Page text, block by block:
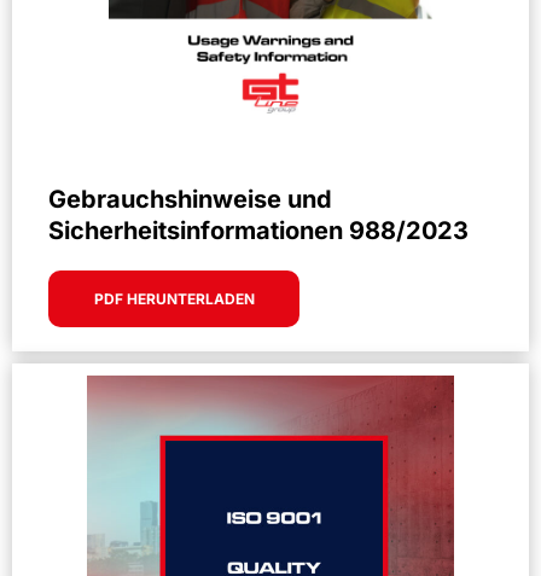
Gebrauchshinweise und
Sicherheitsinformationen 988/2023
PDF HERUNTERLADEN